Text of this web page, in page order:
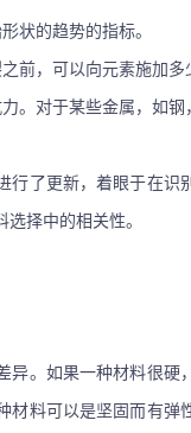
形状的趋势的指标。
前， 可以向元素施加多
。对于某些金属，如钢
行了更新，着眼于在识
择中的相关性。
异。如果一种材料很硬
材料可以是坚固而有